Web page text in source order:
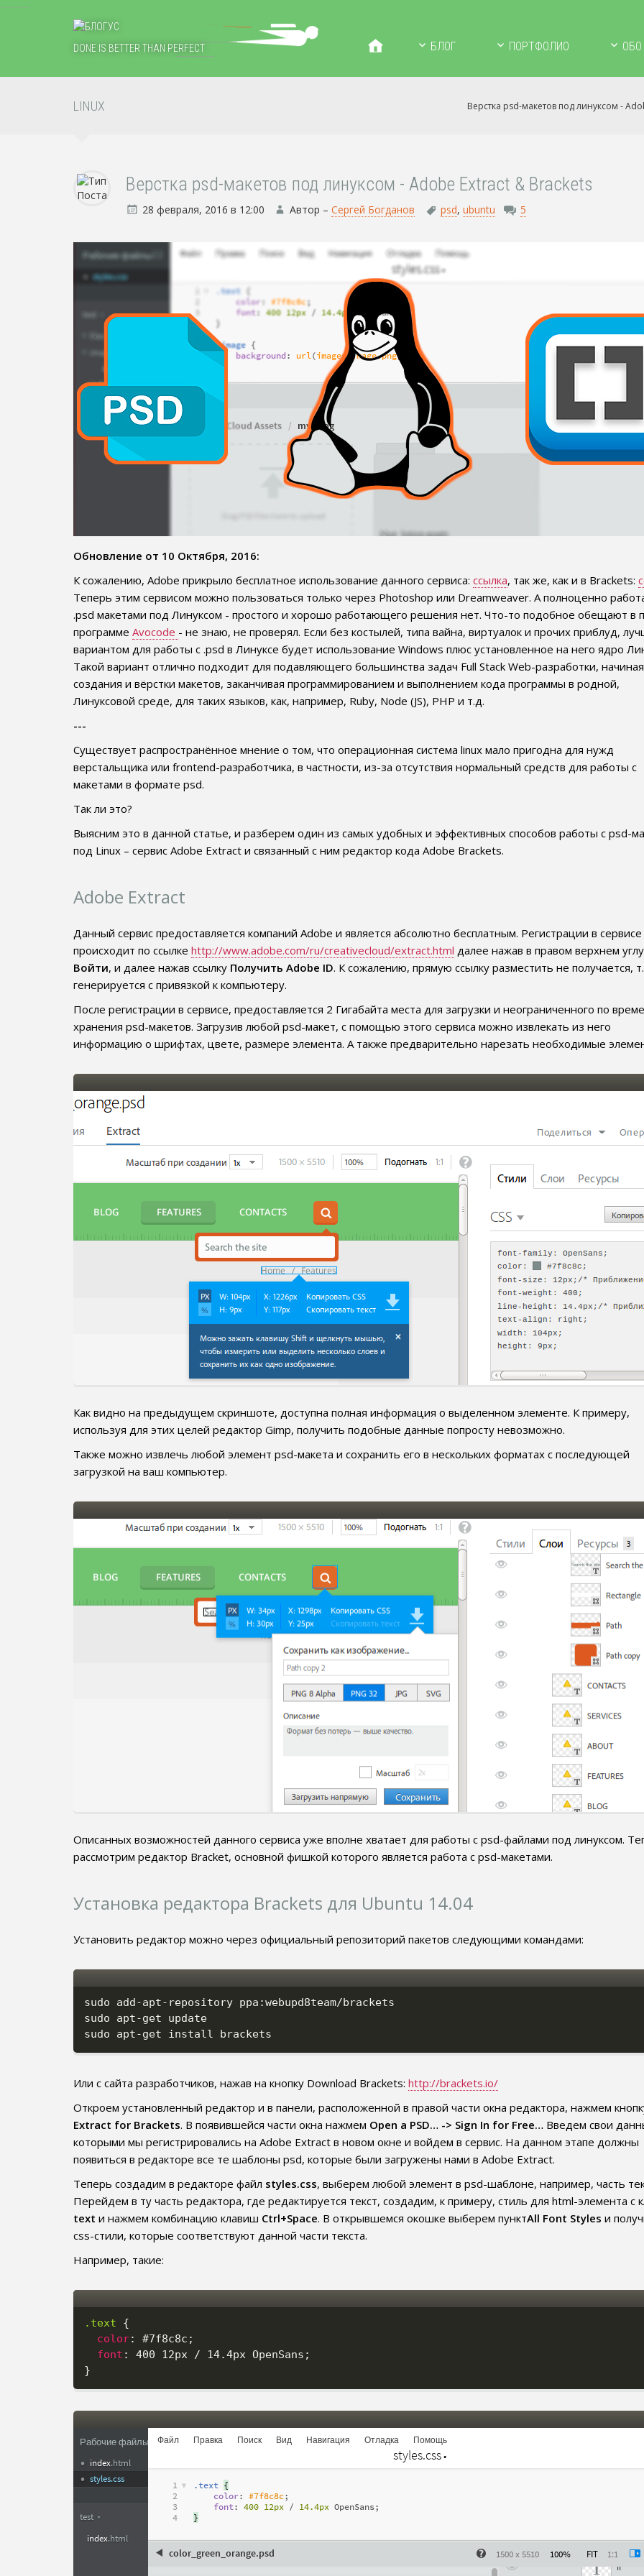
DONE IS BETTER THAN PERFECT БЛОГ ПОРТФОЛИО
LINUX Верстка psd-макетов под линуксом -
Верстка psd-макетов под линуксом - Adobe Extract & Brackets
28 февраля, 2016 в 12:00 Автор –Сергей Богданов psd,ubuntu 5
Обновление от 10 Октября, 2016:
К сожалению, Adobe прикрыло бесплатное использование данного сервиса: ссылка, так же, как и в Brackets:
Теперь этим сервисом можно пользоваться только через Photoshop или Dreamweaver. А полноценно
.psd макетами под Линуксом - простого и хорошо работающего решения нет. Что-то подобное обещают в
программе Avocode - не знаю, не проверял. Если без костылей, типа вайна, виртуалок и прочих приблуд,
вариантом для работы с .psd в Линуксе будет использование Windows плюс установленное на него ядро
Такой вариант отлично подходит для подавляющего большинства задач Full Stack Web-разработки,
создания и вёрстки макетов, заканчивая программированием и выполнением кода программы в родной,
Линуксовой среде, для таких языков, как, например, Ruby, Node (JS), PHP и т.д.
---
Существует распространённое мнение о том, что операционная система linux мало пригодна для нужд
верстальщика или frontend-разработчика, в частности, из-за отсутствия нормальный средств для работы с
макетами в формате psd.
Так ли это?
Выясним это в данной статье, и разберем один из самых удобных и эффективных способов работы с psd-
под Linux – сервис Adobe Extract и связанный с ним редактор кода Adobe Brackets.
Adobe Extract
Данный сервис предоставляется компаний Adobe и является абсолютно бесплатным. Регистрации в сервисе
происходит по ссылке http://www.adobe.com/ru/creativecloud/extract.html далее нажав в правом верхнем
Войти, и далее нажав ссылку Получить Adobe ID. К сожалению, прямую ссылку разместить не получается,
генерируется с привязкой к компьютеру.
После регистрации в сервисе, предоставляется 2 Гигабайта места для загрузки и неограниченного по
хранения psd-макетов. Загрузив любой psd-макет, с помощью этого сервиса можно извлекать из него
информацию о шрифтах, цвете, размере элемента. А также предварительно нарезать необходимые
Как видно на предыдущем скриншоте, доступна полная информация о выделенном элементе. К примеру,
используя для этих целей редактор Gimp, получить подобные данные попросту невозможно.
Также можно извлечь любой элемент psd-макета и сохранить его в нескольких форматах с последующей
загрузкой на ваш компьютер.
Описанных возможностей данного сервиса уже вполне хватает для работы с psd-файлами под линуксом.
рассмотрим редактор Bracket, основной фишкой которого является работа с psd-макетами.
Установка редактора Brackets для Ubuntu 14.04
Установить редактор можно через официальный репозиторий пакетов следующими командами:
sudo add-apt-repository ppa:webupd8team/brackets
sudo apt-get update
sudo apt-get install brackets
Или с сайта разработчиков, нажав на кнопку Download Brackets: http://brackets.io/
Откроем установленный редактор и в панели, расположенной в правой части окна редактора, нажмем
Extract for Brackets. В появившейся части окна нажмем Open a PSD… -> Sign In for Free… Введем свои
которыми мы регистрировались на Adobe Extract в новом окне и войдем в сервис. На данном этапе должны
появиться в редакторе все те шаблоны psd, которые были загружены нами в Adobe Extract.
Теперь создадим в редакторе файл styles.css, выберем любой элемент в psd-шаблоне, например, часть
Перейдем в ту часть редактора, где редактируется текст, создадим, к примеру, стиль для html-элемента с
text и нажмем комбинацию клавиш Ctrl+Space. В открывшемся окошке выберем пунктAll Font Styles и
css-стили, которые соответствуют данной части текста.
Например, такие:
.text
{
color: #7f8c8c ;
font : 400 12px / 14.4px OpenSans ;
}